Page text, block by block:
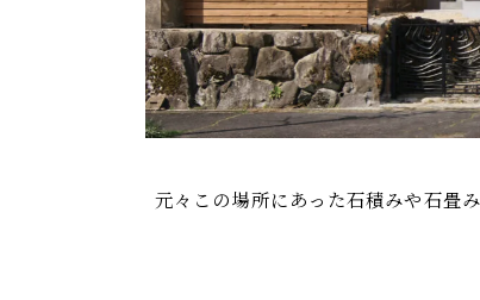
元々この場所にあった石積みや石畳